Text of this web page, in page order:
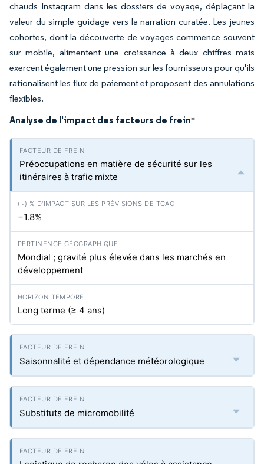
chauds Instagram dans les dossiers de voyage, déplaçant la
valeur du simple guidage vers la narration curatée. Les jeunes
cohortes, dont la découverte de voyages commence souvent
sur mobile, alimentent une croissance à deux chiffres mais
exercent également une pression sur les fournisseurs pour qu'ils
rationalisent les flux de paiement et proposent des annulations
flexibles.
Analyse de l'impact des facteurs de frein*
Préoccupations en matière de sécurité sur les
itinéraires à trafic mixte
−1.8%
Mondial ; gravité plus élevée dans les marchés en
développement
Long terme (≥ 4 ans)
Saisonnalité et dépendance météorologique
Substituts de micromobilité